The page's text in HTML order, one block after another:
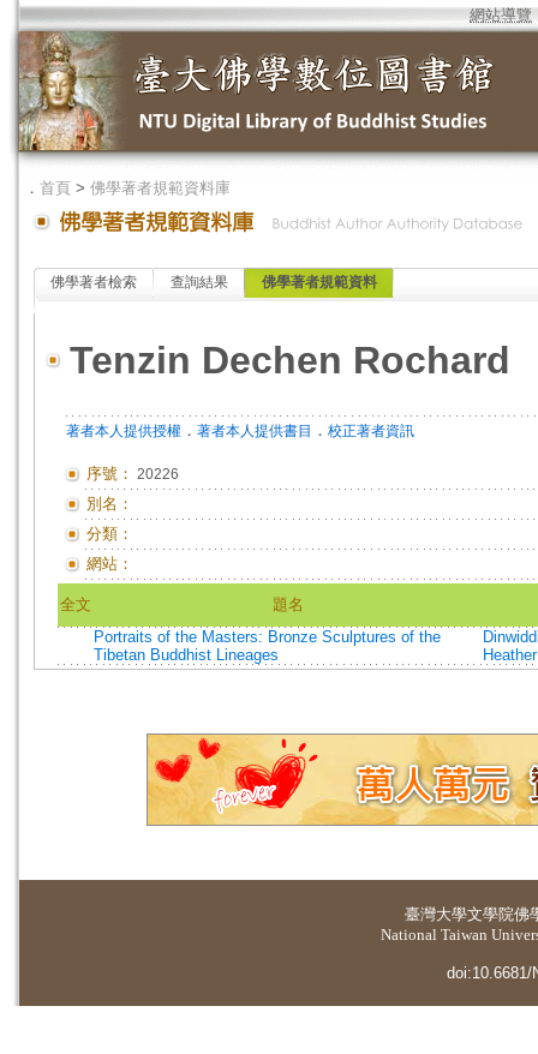
網站導覽
． 首頁 > 佛學著者規範資料庫
佛學著者檢索 查詢結果 佛學著者規範資料
Tenzin Dechen Rochard
著者本人提供授權 ． 著者本人提供書目 ． 校正著者資訊
序號： 20226
別名：
分類：
網站：
全文
題名
Portraits of the Masters: Bronze Sculptures of the
Tibetan Buddhist Lineages
Heather
臺灣大學文學院佛
National Taiwan
doi:10.6681/